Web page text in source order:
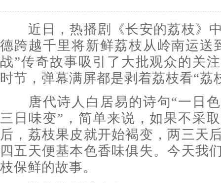
近日，热播剧《长安的荔枝》
德跨越千里将新鲜荔枝从岭南运送
战”传奇故事吸引了大批观众的关
时节，弹幕满屏都是剥着荔枝看“荔
唐代诗人白居易的诗句“一日色
三日味变”，简单来说，如果不采
后，荔枝果皮就开始褐变，两三天
四五天便基本色香味俱失。今天我
枝保鲜的故事。